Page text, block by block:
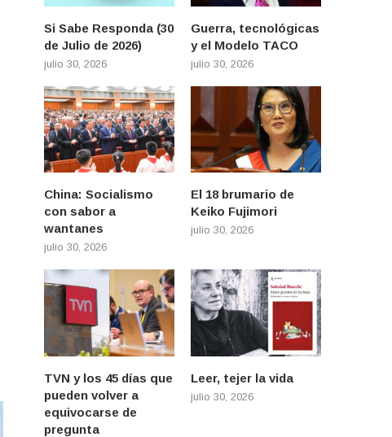
Si Sabe Responda (30
de Julio de 2026)
julio 30, 2026
Guerra, tecnológicas
y el Modelo TACO
julio 30, 2026
China: Socialismo
con sabor a
wantanes
julio 30, 2026
El 18 brumario de
Keiko Fujimori
julio 30, 2026
TVN y los 45 días que
pueden volver a
equivocarse de
pregunta
Leer, tejer la vida
julio 30, 2026